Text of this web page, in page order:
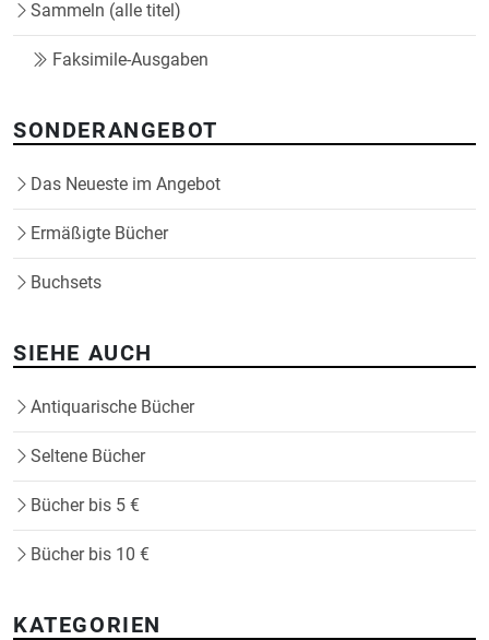
Sammeln (alle titel)
Faksimile-Ausgaben
SONDERANGEBOT
Das Neueste im Angebot
Ermäßigte Bücher
Buchsets
SIEHE AUCH
Antiquarische Bücher
Seltene Bücher
Bücher bis 5 €
Bücher bis 10 €
KATEGORIEN